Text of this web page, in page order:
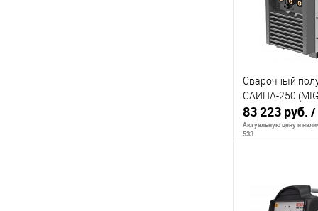
В избранное
Сварочный
САИПА-250
83 223 руб. /
Актуальную цену и
533